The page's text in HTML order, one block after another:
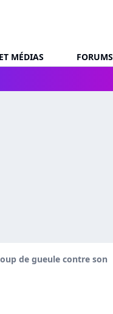
MÉDIAS
FORUMS
de gueule contre son